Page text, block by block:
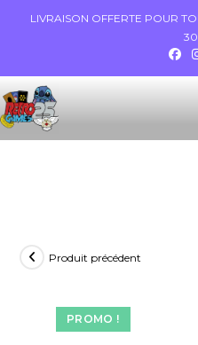
LIVRAISON OFFERTE POUR
PROMO !
Produit précédent